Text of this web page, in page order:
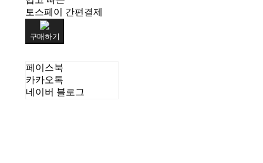
토스페이 간편결제
구매하기
페이스북
카카오톡
네이버 블로그